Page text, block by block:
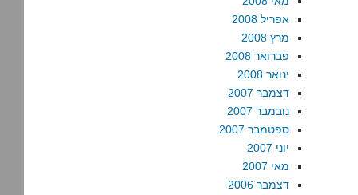
אפריל 2008
מרץ 2008
פברואר 2008
ינואר 2008
דצמבר 2007
נובמבר 2007
ספטמבר 2007
יוני 2007
מאי 2007
דצמבר 2006